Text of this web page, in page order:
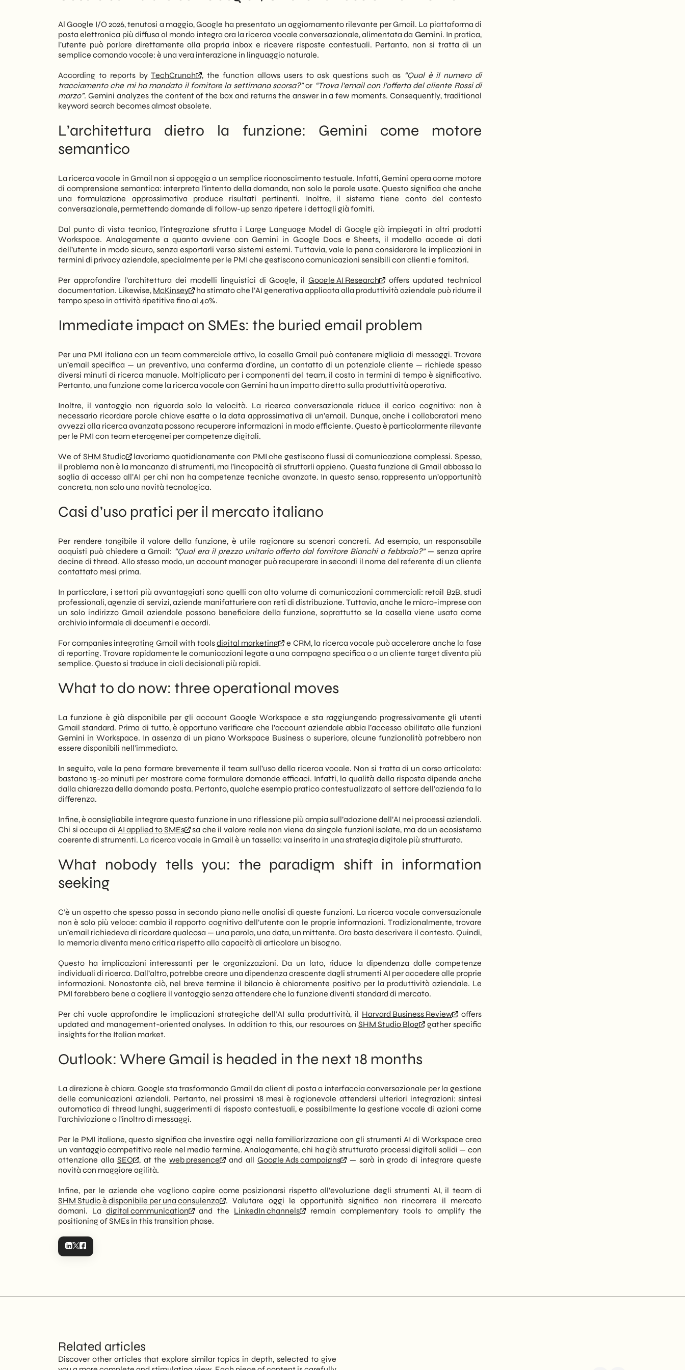
trovare un’email sepolta tra centinaia di messaggi richiede pochi secondi, non minuti.
Inoltre, la novità non riguarda solo i privati. Per le PMI italiane — dove i team gestiscono volumi elevati
di comunicazioni commerciali, offerte e follow-up — questa funzione rappresenta un cambio
concreto nel flusso di lavoro quotidiano. Di conseguenza, il tempo sottratto alla ricerca manuale può
essere reindirizzato ad attività a maggior valore aggiunto.
In sintesi, Gmail con Gemini Voice Search segna un passo significativo nell’adozione dell’AI negli
strumenti di produttività aziendale. Noi diSHM Studiomonitoriamo da vicino queste evoluzioni per
aiutare le PMI clienti a integrare rapidamente le nuove funzionalità nei propri processi digitali. Infine,
Al Google I/O 2026, tenutosi a maggio, Google ha presentato un aggiornamento rilevante per Gmail. La piattaforma di
posta elettronica più diffusa al mondo integra ora la ricerca vocale conversazionale, alimentata da Gemini. In pratica,
l’utente può parlare direttamente alla propria inbox e ricevere risposte contestuali. Pertanto, non si tratta di un
semplice comando vocale: è una vera interazione in linguaggio naturale.
According to reports byTechCrunch , the function allows users to ask questions such as “Qual è il numero di
tracciamento che mi ha mandato il fornitore la settimana scorsa?”or “Trova l’email con l’offerta del cliente Rossi di
marzo”. Gemini analyzes the content of the box and returns the answer in a few moments. Consequently, traditional
keyword search becomes almost obsolete.
L’architettura dietro la funzione: Gemini come motore
semantico
La ricerca vocale in Gmail non si appoggia a un semplice riconoscimento testuale. Infatti, Gemini opera come motore
di comprensione semantica: interpreta l’intento della domanda, non solo le parole usate. Questo significa che anche
una formulazione approssimativa produce risultati pertinenti. Inoltre, il sistema tiene conto del contesto
conversazionale, permettendo domande di follow-up senza ripetere i dettagli già forniti.
Dal punto di vista tecnico, l’integrazione sfrutta i Large Language Model di Google già impiegati in altri prodotti
Workspace. Analogamente a quanto avviene con Gemini in Google Docs e Sheets, il modello accede ai dati
dell’utente in modo sicuro, senza esportarli verso sistemi esterni. Tuttavia, vale la pena considerare le implicazioni in
termini di privacy aziendale, specialmente per le PMI che gestiscono comunicazioni sensibili con clienti e fornitori.
Per approfondire l’architettura dei modelli linguistici di Google, ilGoogle AI Research
offers updated technical
documentation. Likewise, McKinsey
ha stimato che l’AI generativa applicata alla produttività aziendale può ridurre il
tempo speso in attività ripetitive fino al 40%.
Immediate impact on SMEs: the buried email problem
Per una PMI italiana con un team commerciale attivo, la casella Gmail può contenere migliaia di messaggi. Trovare
un’email specifica — un preventivo, una conferma d’ordine, un contatto di un potenziale cliente — richiede spesso
diversi minuti di ricerca manuale. Moltiplicato per i componenti del team, il costo in termini di tempo è significativo.
Pertanto, una funzione come la ricerca vocale con Gemini ha un impatto diretto sulla produttività operativa.
Inoltre, il vantaggio non riguarda solo la velocità. La ricerca conversazionale riduce il carico cognitivo: non è
necessario ricordare parole chiave esatte o la data approssimativa di un’email. Dunque, anche i collaboratori meno
avvezzi alla ricerca avanzata possono recuperare informazioni in modo efficiente. Questo è particolarmente rilevante
per le PMI con team eterogenei per competenze digitali.
We of SHM Studio
lavoriamo quotidianamente con PMI che gestiscono flussi di comunicazione complessi. Spesso,
il problema non è la mancanza di strumenti, ma l’incapacità di sfruttarli appieno. Questa funzione di Gmail abbassa la
soglia di accesso all’AI per chi non ha competenze tecniche avanzate. In questo senso, rappresenta un’opportunità
concreta, non solo una novità tecnologica.
Casi d’uso pratici per il mercato italiano
Per rendere tangibile il valore della funzione, è utile ragionare su scenari concreti. Ad esempio, un responsabile
acquisti può chiedere a Gmail: “Qual era il prezzo unitario offerto dal fornitore Bianchi a febbraio?”— senza aprire
decine di thread. Allo stesso modo, un account manager può recuperare in secondi il nome del referente di un cliente
contattato mesi prima.
In particolare, i settori più avvantaggiati sono quelli con alto volume di comunicazioni commerciali: retail B2B, studi
professionali, agenzie di servizi, aziende manifatturiere con reti di distribuzione. Tuttavia, anche le micro-imprese con
un solo indirizzo Gmail aziendale possono beneficiare della funzione, soprattutto se la casella viene usata come
archivio informale di documenti e accordi.
For companies integrating Gmail with toolsdigital marketing
e CRM, la ricerca vocale può accelerare anche la fase
di reporting. Trovare rapidamente le comunicazioni legate a una campagna specifica o a un cliente target diventa più
semplice. Questo si traduce in cicli decisionali più rapidi.
What to do now: three operational moves
La funzione è già disponibile per gli account Google Workspace e sta raggiungendo progressivamente gli utenti
Gmail standard. Prima di tutto, è opportuno verificare che l’account aziendale abbia l’accesso abilitato alle funzioni
Gemini in Workspace. In assenza di un piano Workspace Business o superiore, alcune funzionalità potrebbero non
essere disponibili nell’immediato.
In seguito, vale la pena formare brevemente il team sull’uso della ricerca vocale. Non si tratta di un corso articolato:
bastano 15-20 minuti per mostrare come formulare domande efficaci. Infatti, la qualità della risposta dipende anche
dalla chiarezza della domanda posta. Pertanto, qualche esempio pratico contestualizzato al settore dell’azienda fa la
differenza.
Infine, è consigliabile integrare questa funzione in una riflessione più ampia sull’adozione dell’AI nei processi aziendali.
Chi si occupa di AI applied to SMEs
sa che il valore reale non viene da singole funzioni isolate, ma da un ecosistema
coerente di strumenti. La ricerca vocale in Gmail è un tassello: va inserita in una strategia digitale più strutturata.
What nobody tells you: the paradigm shift in information
seeking
C’è un aspetto che spesso passa in secondo piano nelle analisi di queste funzioni. La ricerca vocale conversazionale
non è solo più veloce: cambia il rapporto cognitivo dell’utente con le proprie informazioni. Tradizionalmente, trovare
un’email richiedeva di ricordare qualcosa — una parola, una data, un mittente. Ora basta descrivere il contesto. Quindi,
la memoria diventa meno critica rispetto alla capacità di articolare un bisogno.
Questo ha implicazioni interessanti per le organizzazioni. Da un lato, riduce la dipendenza dalle competenze
individuali di ricerca. Dall’altro, potrebbe creare una dipendenza crescente dagli strumenti AI per accedere alle proprie
informazioni. Nonostante ciò, nel breve termine il bilancio è chiaramente positivo per la produttività aziendale. Le
PMI farebbero bene a cogliere il vantaggio senza attendere che la funzione diventi standard di mercato.
Per chi vuole approfondire le implicazioni strategiche dell’AI sulla produttività, il Harvard Business Review
offers
updated and management-oriented analyses. In addition to this, our resources on SHM Studio Blog
gather specific
insights for the Italian market.
Outlook: Where Gmail is headed in the next 18 months
La direzione è chiara. Google sta trasformando Gmail da client di posta a interfaccia conversazionale per la gestione
delle comunicazioni aziendali. Pertanto, nei prossimi 18 mesi è ragionevole attendersi ulteriori integrazioni: sintesi
automatica di thread lunghi, suggerimenti di risposta contestuali, e possibilmente la gestione vocale di azioni come
l’archiviazione o l’inoltro di messaggi.
Per le PMI italiane, questo significa che investire oggi nella familiarizzazione con gli strumenti AI di Workspace crea
un vantaggio competitivo reale nel medio termine. Analogamente, chi ha già strutturato processi digitali solidi — con
attenzione alla SEO , at theweb presence and all Google Ads campaigns
— sarà in grado di integrare queste
novità con maggiore agilità.
Infine, per le aziende che vogliono capire come posizionarsi rispetto all’evoluzione degli strumenti AI, il team di
SHM Studio è disponibile per una consulenza
. Valutare oggi le opportunità significa non rincorrere il mercato
domani. La digital communication and the LinkedIn channels
remain complementary tools to amplify the
positioning of SMEs in this transition phase.
Related articles
Discover other articles that explore similar topics in depth, selected to give